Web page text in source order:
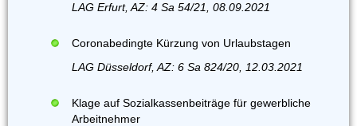
LAG Erfurt, AZ: 4 Sa 54/21, 08.09.2021
Coronabedingte Kürzung von Urlaubstagen
LAG Düsseldorf, AZ: 6 Sa 824/20, 12.03.2021
Klage auf Sozialkassenbeiträge für gewerbliche
Arbeitnehmer